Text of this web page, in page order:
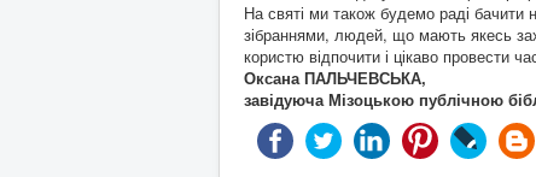
На святі ми також будемо раді бачити
зібраннями, людей, що мають якесь
користю відпочити і цікаво провести
Оксана ПАЛЬЧЕВСЬКА,
завідуюча Мізоцькою публічною